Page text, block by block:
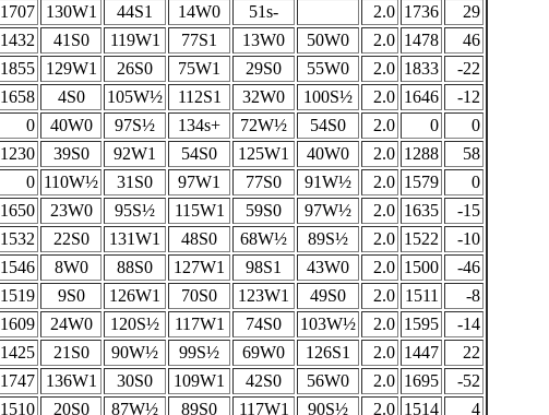
1707 130W1 44S1 14W0 51s- 2.0 1736
29
1432 41S0 119W1 77S1 13W0 50W0 2.0 1478
46
1855 129W1 26S0 75W1 29S0 55W0 2.0 1833
-22
1658 4S0 105W½ 112S1 32W0 100S½ 2.0 1646
-12
0 40W0 97S½ 134s+ 72W½ 54S0 2.0 0
0
1230 39S0 92W1 54S0 125W1 40W0 2.0 1288
58
0 110W½ 31S0 97W1 77S0 91W½ 2.0 1579
0
1650 23W0 95S½ 115W1 59S0 97W½ 2.0 1635
-15
1532 22S0 131W1 48S0 68W½ 89S½ 2.0 1522
-10
1546 8W0 88S0 127W1 98S1 43W0 2.0 1500
-46
1519 9S0 126W1 70S0 123W1 49S0 2.0 1511
-8
1609 24W0 120S½ 117W1 74S0 103W½ 2.0 1595
-14
1425 21S0 90W½ 99S½ 69W0 126S1 2.0 1447
22
1747 136W1 30S0 109W1 42S0 56W0 2.0 1695
-52
1510 20S0 87W½ 89S0 117W1 90S½ 2.0 1514
4